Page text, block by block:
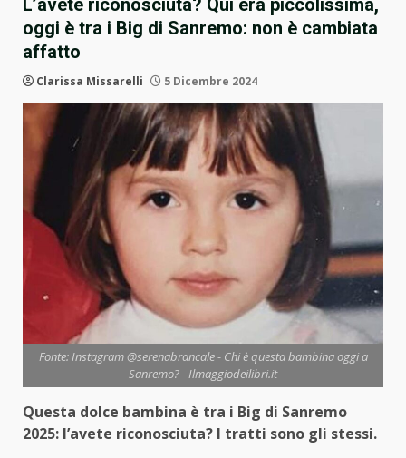
L’avete riconosciuta? Qui era piccolissima,
oggi è tra i Big di Sanremo: non è cambiata
affatto
Clarissa Missarelli 5 Dicembre 2024
Fonte: Instagram @serenabrancale - Chi è questa bambina oggi a
Sanremo? - Ilmaggiodeilibri.it
Questa dolce bambina è tra i Big di Sanremo
2025: l’avete riconosciuta? I tratti sono gli stessi.